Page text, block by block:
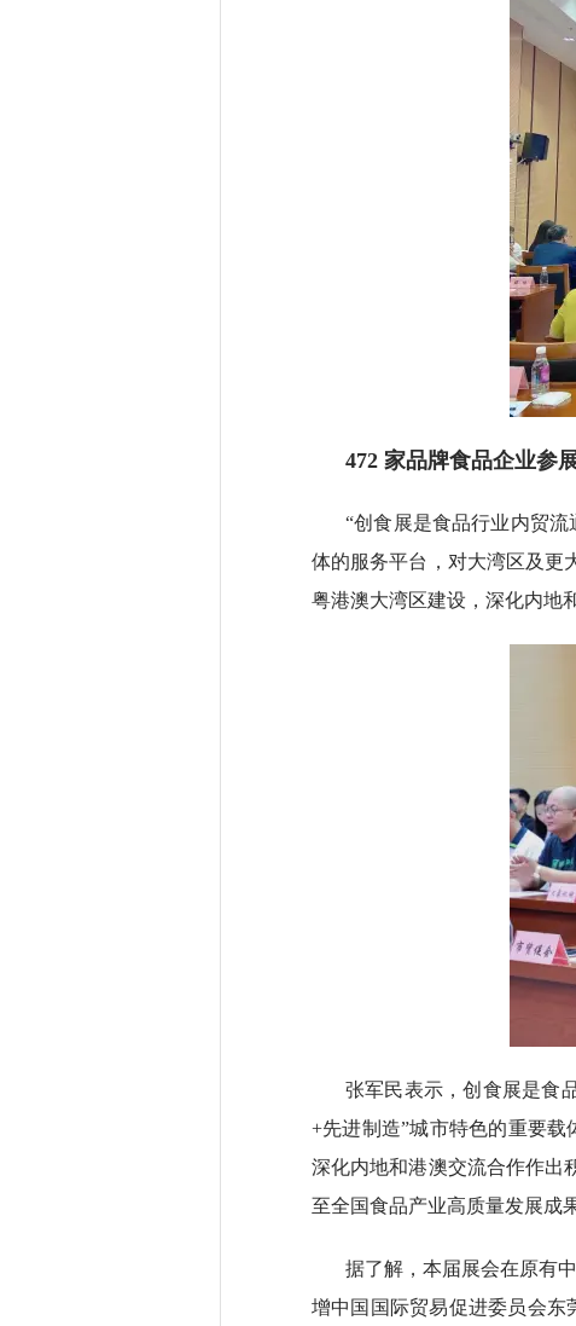
472 家品牌食品企业参
“创食展是食品行业内贸
体的服务平台，对大湾区及更
粤港澳大湾区建设，深化内地
张军民表示，创食展是食
+先进制造”城市特色的重要载
深化内地和港澳交流合作作出
至全国食品产业高质量发展成
据了解，本届展会在原有
增中国国际贸易促进委员会东